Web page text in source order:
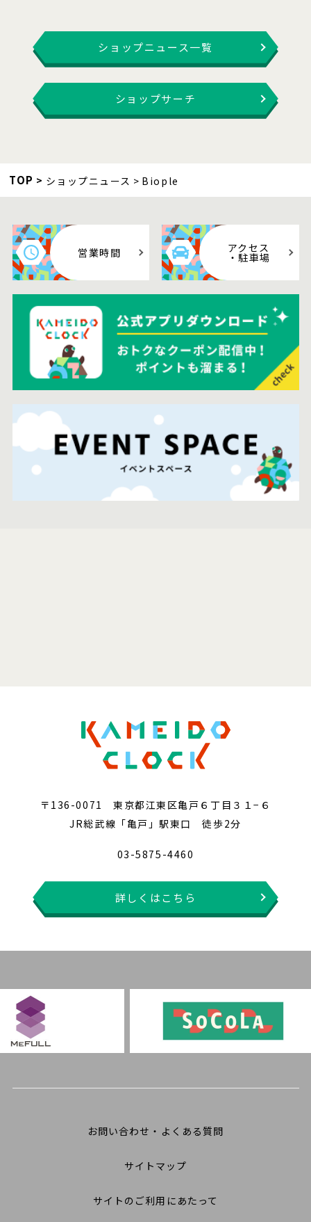
ショップニュース一覧
ショップサーチ
TOP ショップニュース Biople
営業時間 アクセス
・駐車場
〒136-0071 東京都江東区亀戸６丁目３１−６
JR総武線「亀戸」駅東口 徒歩2分
03-5875-4460
詳しくはこちら
お問い合わせ・よくある質問
サイトマップ
サイトのご利用にあたって